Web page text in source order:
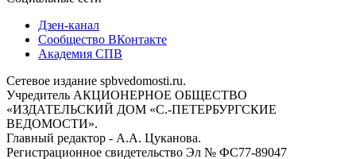
Дзен-канал
Сообщество ВКонтакте
Академия СПВ
Сетевое издание spbvedomosti.ru.
Учредитель АКЦИОНЕРНОЕ ОБЩЕСТВО
«ИЗДАТЕЛЬСКИЙ ДОМ «С.-ПЕТЕРБУРГСКИЕ
ВЕДОМОСТИ».
Главный редактор - А.А. Цуканова.
Регистрационное свидетельство Эл № ФС77-89047